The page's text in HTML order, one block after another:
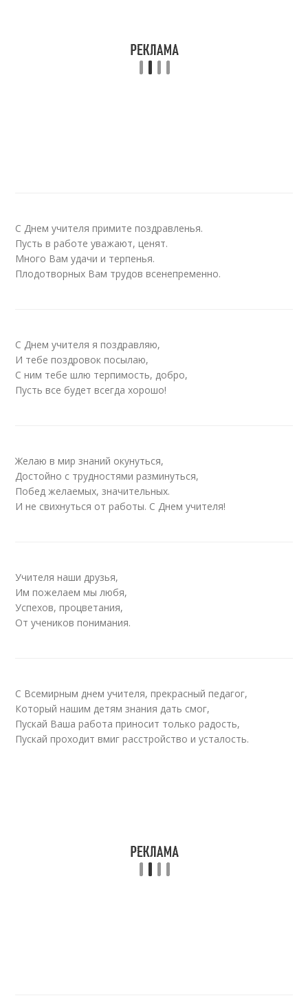
С Днем учителя примите поздравленья.
Пусть в работе уважают, ценят.
Много Вам удачи и терпенья.
Плодотворных Вам трудов всенепременно.
С Днем учителя я поздравляю,
И тебе поздровок посылаю,
С ним тебе шлю терпимость, добро,
Пусть все будет всегда хорошо!
Желаю в мир знаний окунуться,
Достойно с трудностями разминуться,
Побед желаемых, значительных.
И не свихнуться от работы. С Днем учителя!
Учителя наши друзья,
Им пожелаем мы любя,
Успехов, процветания,
От учеников понимания.
С Всемирным днем учителя, прекрасный педагог,
Который нашим детям знания дать смог,
Пускай Ваша работа приносит только радость,
Пускай проходит вмиг расстройство и усталость.